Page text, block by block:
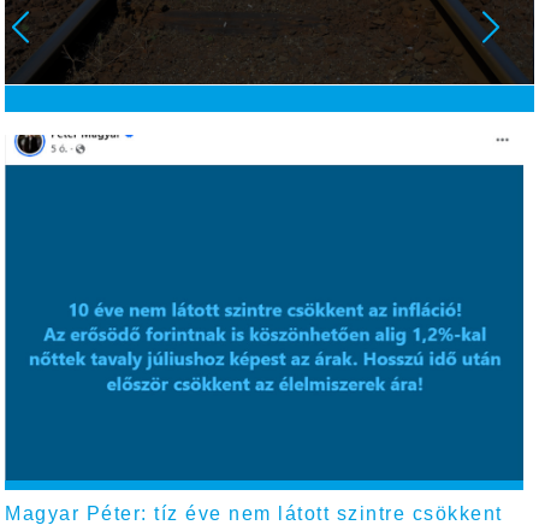
Magyar Péter: tíz éve nem látott szintre csökkent